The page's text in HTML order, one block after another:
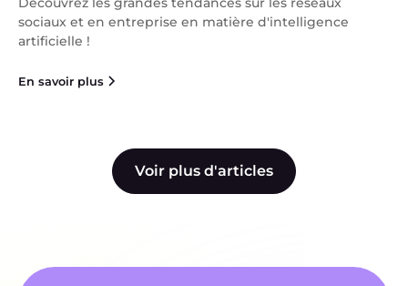
sociaux et en entreprise en matière d'intelligence
artificielle !
En savoir plus
Voir plus d'articles